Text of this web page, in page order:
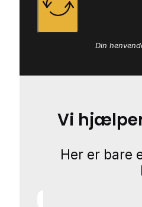
Din
Vi
Her er bare